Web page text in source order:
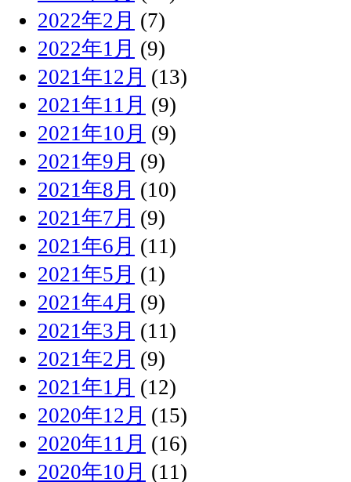
2022年2月 (7)
2022年1月 (9)
2021年12月 (13)
2021年11月 (9)
2021年10月 (9)
2021年9月 (9)
2021年8月 (10)
2021年7月 (9)
2021年6月 (11)
2021年5月 (1)
2021年4月 (9)
2021年3月 (11)
2021年2月 (9)
2021年1月 (12)
2020年12月 (15)
2020年11月 (16)
2020年10月 (11)